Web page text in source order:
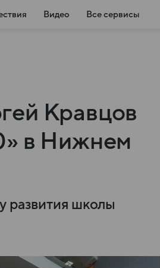
Видео Все сервисы
Кравцов
в Нижнем
развития школы